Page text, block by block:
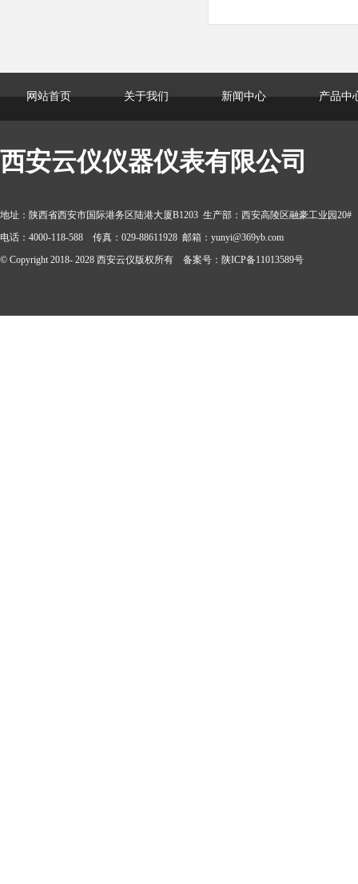
网站首页 关于我们 新闻中心 产品中
西安云仪仪器仪表有限公司
地址：陕西省西安市国际港务区陆港大厦B1203 生产部：西安高陵区融豪工业园20#
电话：4000-118-588 传真：029-88611928 邮箱：yunyi@369yb.com
© Copyright 2018- 2028 西安云仪版权所有 备案号：陕ICP备11013589号